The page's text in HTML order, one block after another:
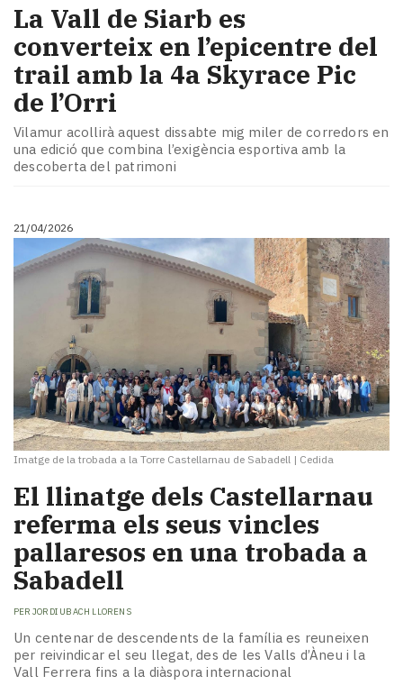
La Vall de Siarb es
converteix en l’epicentre del
trail amb la 4a Skyrace Pic
de l’Orri
Vilamur acollirà aquest dissabte mig miler de corredors en
una edició que combina l’exigència esportiva amb la
descoberta del patrimoni
21/04/2026
Imatge de la trobada a la Torre Castellarnau de Sabadell | Cedida
El llinatge dels Castellarnau
referma els seus vincles
pallaresos en una trobada a
Sabadell
PER JORDI UBACH LLORENS
Un centenar de descendents de la família es reuneixen
per reivindicar el seu llegat, des de les Valls d’Àneu i la
Vall Ferrera fins a la diàspora internacional